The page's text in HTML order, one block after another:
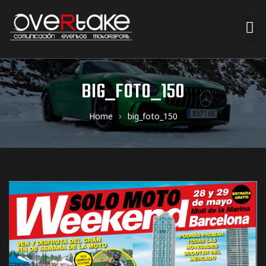
BIG_FOTO_150
Home big_foto_150